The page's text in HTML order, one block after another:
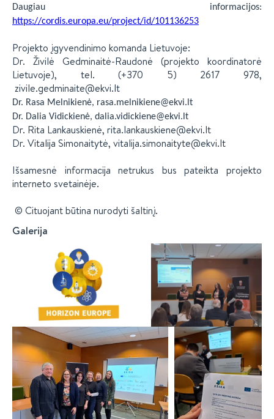
Daugiau informacijos:
https://cordis.europa.eu/project/id/101136253
Projekto įgyvendinimo komanda Lietuvoje:
Dr. Živilė Gedminaitė-Raudonė (projekto koordinatorė
Lietuvoje), tel. (+370 5) 2617 978,
zivile.gedminaite@ekvi.lt
Dr. Rasa Melnikienė, rasa.melnikiene@ekvi.lt
Dr. Dalia Vidickienė, dalia.vidickiene@ekvi.lt
Dr. Rita Lankauskienė, rita.lankauskiene@ekvi.lt
Dr. Vitalija Simonaitytė, vitalija.simonaityte@ekvi.lt
Išsamesnė informacija netrukus bus pateikta projekto
interneto svetainėje.
© Cituojant būtina nurodyti šaltinį.
Galerija